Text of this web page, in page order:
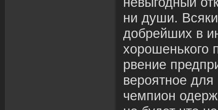
ни души.
добрейших в
хорошенького
рвение
вероятное для
чемпион